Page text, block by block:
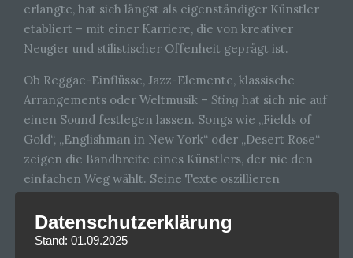
erlangte, hat sich längst als eigenständiger Künstler
etabliert – mit einer Karriere, die von kreativer
Neugier und stilistischer Offenheit geprägt ist.
Ob Reggae-Einflüsse, Jazz-Elemente, klassische
Arrangements oder Weltmusik – Sting hat sich nie auf
einen Sound festlegen lassen. Songs wie „Fields of
Gold“, „Englishman in New York“ oder „Desert Rose“
zeigen die Bandbreite eines Künstlers, der nie den
einfachen Weg wählt. Seine Texte oszillieren
gesellschaftlichem Kommentar – nie belehrend, aber
immer mit Haltung.
Datenschutzerklärung
Stand: 01.09.2025